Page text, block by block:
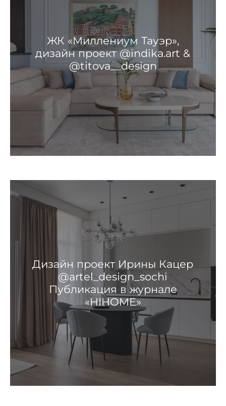
ЖК «Миллениум Тауэр»,
дизайн проект @indika.art &
@titova__design
Дизайн проект Ирины Кацер
@artel_design_sochi
Публикация в журнале
«HIHOME»